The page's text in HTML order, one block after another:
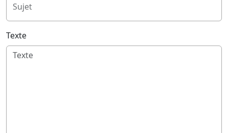
Sujet
Texte